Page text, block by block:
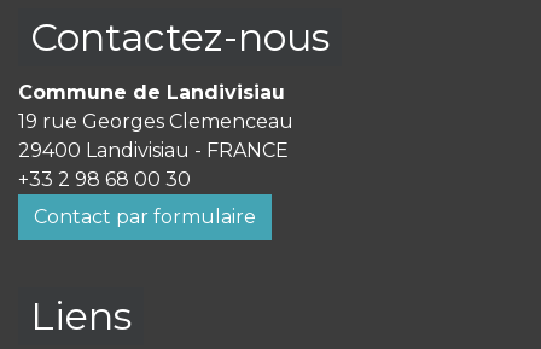
Contactez-nous
Commune de Landivisiau
19 rue Georges Clemenceau
29400 Landivisiau - FRANCE
+33 2 98 68 00 30
Contact par formulaire
Liens